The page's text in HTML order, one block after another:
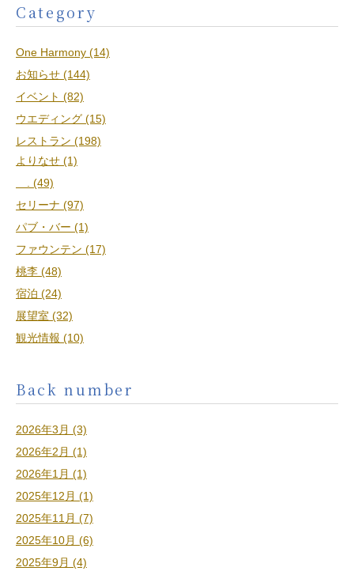
Category
One Harmony (14)
お知らせ (144)
イベント (82)
ウエディング (15)
レストラン (198)
よりなせ (1)
. (49)
セリーナ (97)
パブ・バー (1)
ファウンテン (17)
桃李 (48)
宿泊 (24)
展望室 (32)
観光情報 (10)
Back number
2026年3月 (3)
2026年2月 (1)
2026年1月 (1)
2025年12月 (1)
2025年11月 (7)
2025年10月 (6)
2025年9月 (4)